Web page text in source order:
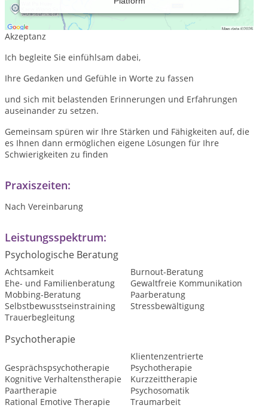
Zurückschauen -
- Vorwärtsgehen
Hier geht es um persönliches Wachsen, Selbstentfaltung und
Akzeptanz
Ich begleite Sie einfühlsam dabei,
Ihre Gedanken und Gefühle in Worte zu fassen
und sich mit belastenden Erinnerungen und Erfahrungen
auseinander zu setzen.
Gemeinsam spüren wir Ihre Stärken und Fähigkeiten auf, die
es Ihnen dann ermöglichen eigene Lösungen für Ihre
Schwierigkeiten zu finden
Praxiszeiten:
Nach Vereinbarung
Leistungsspektrum:
Psychologische Beratung
Achtsamkeit
Burnout-Beratung
Ehe- und Familienberatung
Gewaltfreie Kommunikation
Mobbing-Beratung
Paarberatung
Selbstbewusstseinstraining
Stressbewältigung
Trauerbegleitung
Psychotherapie
Gesprächspsychotherapie
Klientenzentrierte
Psychotherapie
Kognitive Verhaltenstherapie
Kurzzeittherapie
Paartherapie
Psychosomatik
Rational Emotive Therapie
Traumarbeit